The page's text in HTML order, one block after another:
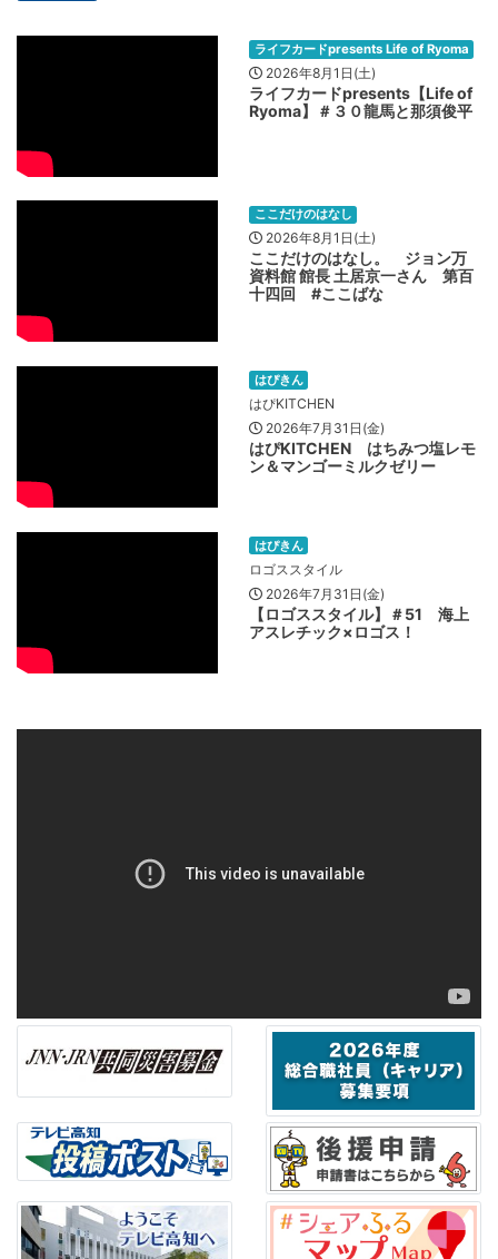
ライフカードpresents Life of Ryoma
2026年8月1日(土)
ライフカードpresents【Life of
Ryoma】＃３０龍馬と那須俊平
ここだけのはなし
2026年8月1日(土)
ここだけのはなし。 ジョン万
資料館 館長 土居京一さん 第百
十四回 #ここばな
はぴきん
はぴKITCHEN
2026年7月31日(金)
はぴKITCHEN はちみつ塩レモ
ン＆マンゴーミルクゼリー
はぴきん
ロゴススタイル
2026年7月31日(金)
【ロゴススタイル】＃51 海上
アスレチック×ロゴス！